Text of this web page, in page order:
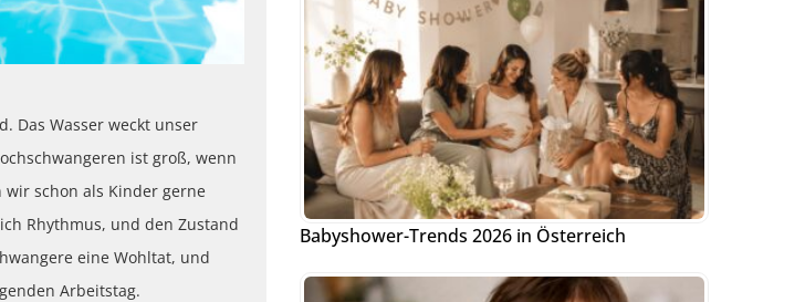
Das Wasser weckt unser
ist groß, wenn
schon als Kinder gerne
Rhythmus, und den Zustand
eine Wohltat, und
Arbeitstag.
Babyshower-Trends 2026 in Österreich